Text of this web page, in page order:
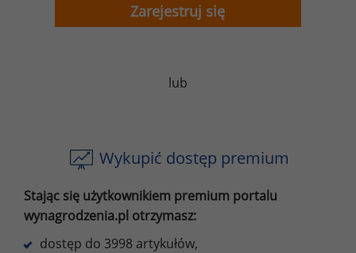
Zarejestruj się
lub
Wykupić dostęp premium
Stając się użytkownikiem premium portalu
wynagrodzenia.pl otrzymasz:
dostęp do 3998 artykułów,